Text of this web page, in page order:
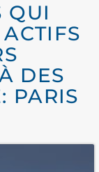
QUI
DES
PARIS